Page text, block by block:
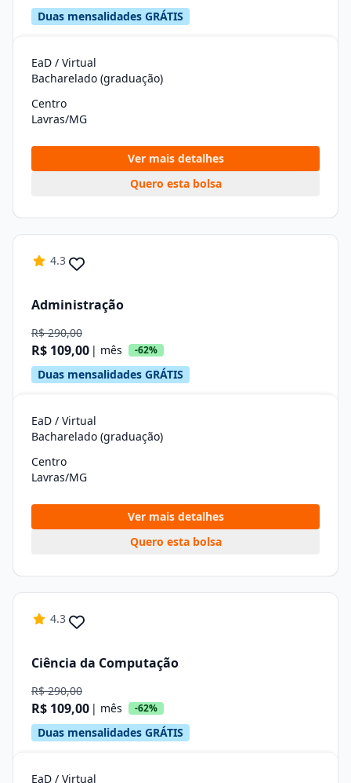
Duas mensalidades GRÁTIS
EaD / Virtual
Bacharelado (graduação)
Centro
Lavras/MG
Ver mais detalhes
Quero esta bolsa
4.3
Administração
R$ 290,00
R$ 109,00 | mês -62%
Duas mensalidades GRÁTIS
EaD / Virtual
Bacharelado (graduação)
Centro
Lavras/MG
Ver mais detalhes
Quero esta bolsa
4.3
Ciência da Computação
R$ 290,00
R$ 109,00 | mês -62%
Duas mensalidades GRÁTIS
EaD / Virtual